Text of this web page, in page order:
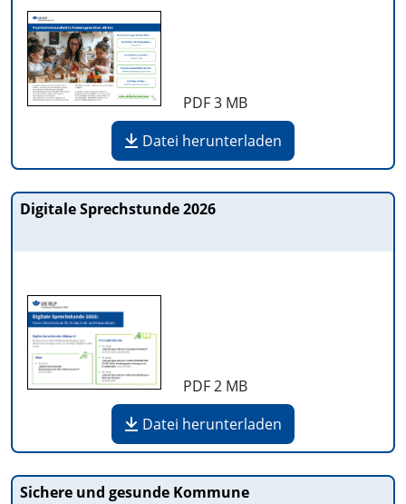
PDF3 MB
Datei herunterladen
Digitale Sprechstunde 2026
PDF2 MB
Datei herunterladen
Sichere und gesunde Kommune